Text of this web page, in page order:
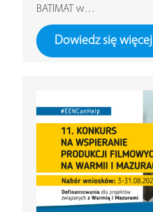
BATIMAT w…
Dowiedz się więcej